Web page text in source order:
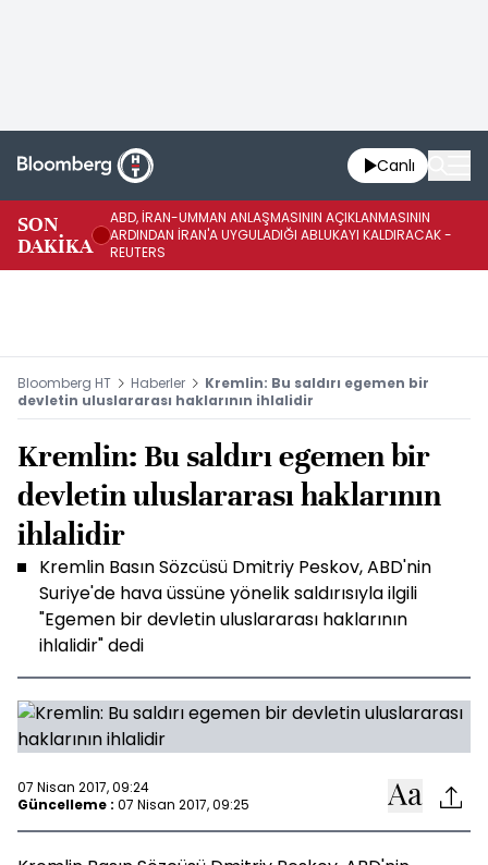
Canlı
SON
DAKİKA
ABD, İRAN-UMMAN ANLAŞMASININ AÇIKLANMASININ
ARDINDAN İRAN'A UYGULADIĞI ABLUKAYI KALDIRACAK -
REUTERS
Bloomberg HT Haberler
Kremlin: Bu saldırı egemen bir
devletin uluslararası haklarının ihlalidir
Kremlin: Bu saldırı egemen bir
devletin uluslararası haklarının
ihlalidir
Kremlin Basın Sözcüsü Dmitriy Peskov, ABD'nin
Suriye'de hava üssüne yönelik saldırısıyla ilgili
"Egemen bir devletin uluslararası haklarının
ihlalidir" dedi
07 Nisan 2017, 09:24
Güncelleme : 07 Nisan 2017, 09:25